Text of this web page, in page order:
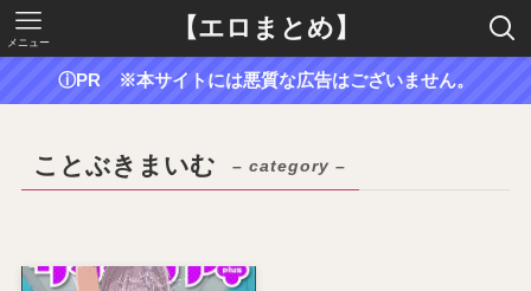
【エロまとめ】
メニュー
ⓘPR ※本サイトには悪質な広告はございません。
ことぶきまいむ – category –